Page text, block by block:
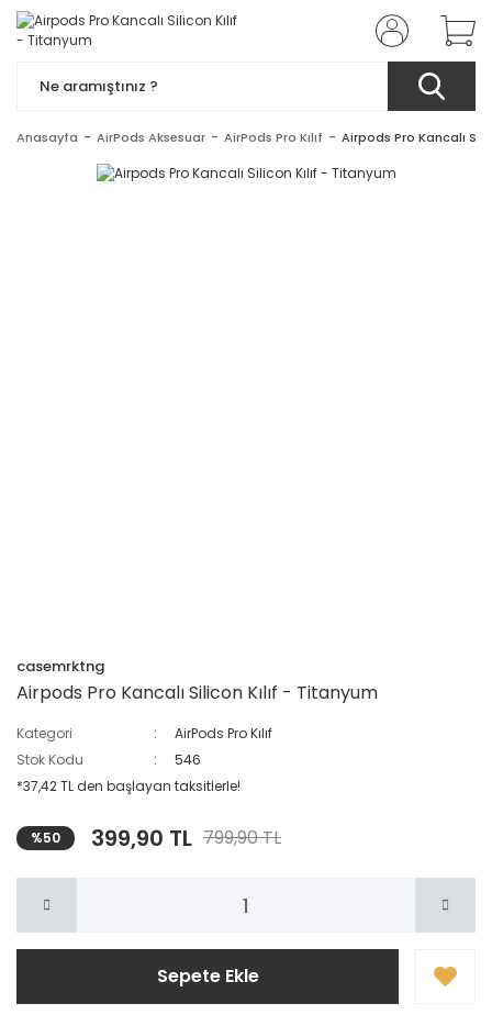
Anasayfa AirPods Aksesuar AirPods Pro Kılıf Airpods Pro Kancalı
casemrktng
Airpods Pro Kancalı Silicon Kılıf - Titanyum
Kategori
AirPods Pro Kılıf
Stok Kodu
546
*37,42 TL den başlayan taksitlerle!
%50 399,90 TL 799,90 TL
Sepete Ekle